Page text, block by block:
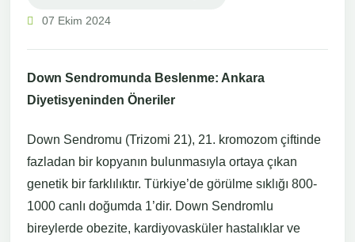
07 Ekim 2024
Down Sendromunda Beslenme: Ankara
Diyetisyeninden Öneriler
Down Sendromu (Trizomi 21), 21. kromozom çiftinde
fazladan bir kopyanın bulunmasıyla ortaya çıkan
genetik bir farklılıktır. Türkiye’de görülme sıklığı 800-
1000 canlı doğumda 1’dir. Down Sendromlu
bireylerde obezite, kardiyovasküler hastalıklar ve